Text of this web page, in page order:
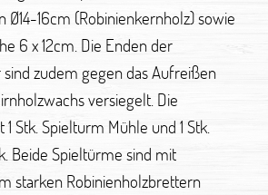
Ø14-16cm (Robinienkernholz) sowie
6 x 12cm. Die Enden der
zudem gegen das Aufreißen
versiegelt. Die
Stk. Spielturm Mühle und 1 Stk.
Beide Spieltürme sind mit
starken Robinienholzbrettern